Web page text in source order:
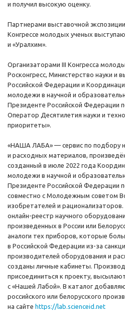
и получил высокую оценку.
Партнерами выставочной
Конгрессе молодых ученых
и «Уралхим».
Организаторами III Конгресса
Росконгресс, Министерство науки и
Российской Федерации и
молодежи в научной и
Президенте Российской Федерации
Оператор Десятилетия науки и
приоритеты».
«НАША ЛАБА» — сервис по подбору
и расходных материалов,
созданный в июле 2022 года
молодежи в научной и
Президенте Российской Федерации
совместно с Молодежным советом
изобретателей и
онлайн-реестр научного
произведенных в России или
аналоги тех приборов, которые
в Российской Федерации из-за
производителей оборудования и
созданы личные кабинеты.
присоединиться к проекту,
с «Нашей Лабой». В каталог
российского или белорусского
на сайте https://lab.scienceid.net